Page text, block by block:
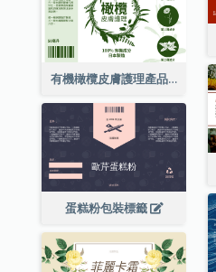
有機橄欖皮膚護理產品標籤
蛋糕粉包裝標籤